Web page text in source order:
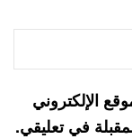
الإلكتروني
في تعليقي.